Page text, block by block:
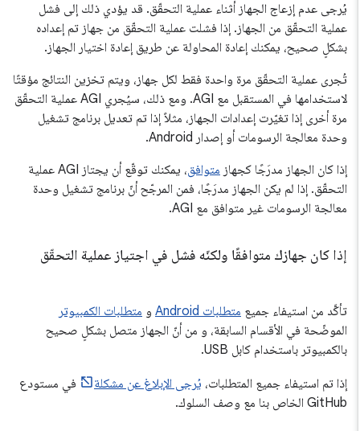
يُرجى عدم إزعاج الجهاز أثناء عملية التحقّق. قد يؤدي ذلك إلى فشل
عملية التحقّق من الجهاز. إذا فشلت عملية التحقّق من جهاز تم إعداده
بشكلٍ صحيح، يمكنك إعادة المحاولة عن طريق إعادة اختيار الجهاز.
تُجرى عملية التحقّق مرة واحدة فقط لكل جهاز، ويتم تخزين النتائج مؤقتًا
لاستخدامها في المستقبل مع AGI. ومع ذلك، سيُجري AGI عملية التحقّق
مرة أخرى إذا تغيّرت إعدادات الجهاز، مثلاً إذا تم تعديل برنامج تشغيل
وحدة معالجة الرسومات أو إصدار Android.
إذا كان الجهاز مدرَجًا كجهازمتوافق
، يمكنك توقّع أن يجتاز AGI عملية
التحقّق. إذا لم يكن الجهاز مدرَجًا، فمن المرجّح أنّ برنامج تشغيل وحدة
معالجة الرسومات غير متوافق مع AGI.
إذا كان جهازك متوافقًا ولكنّه فشل في اجتياز عملية التحقّق
تأكَّد من استيفاء جميعمتطلبات Android ومتطلبات الكمبيوتر
الموضّحة في الأقسام السابقة، و من أنّ الجهاز متصل بشكلٍ صحيح
بالكمبيوتر باستخدام كابل USB.
إذا تم استيفاء جميع المتطلبات،يُرجى الإبلاغ عن مشكلة
في مستودع
GitHub الخاص بنا مع وصف السلوك.